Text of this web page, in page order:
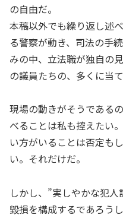
の自由だ。
本稿以外でも繰り返し述
る警察が動き、司法の手
みの中、立法職が独自の
の議員たちの、多くに当
現場の動きがそうである
べることは私も控えたい
い方がいることは否定も
い。それだけだ。
しかし、”実しやかな犯
毀損を構成するであろう